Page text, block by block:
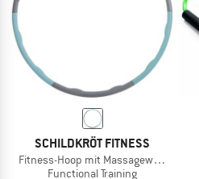
SCHILDKRÖT FITNESS
Fitness-Hoop mit Massagewellen
Functional Training